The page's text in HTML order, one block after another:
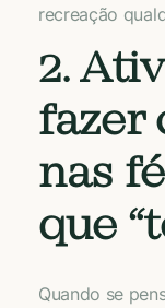
recreação
2.
fazer
nas
que
Quando se